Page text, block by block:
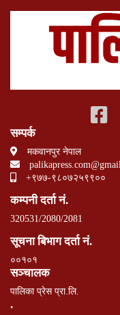
सम्पर्क
मकवानपुर नेपाल
+९७७-९८०७२५९९००
कम्पनी दर्ता नं.
320531/2080/2081
सूचना बिभाग दर्ता नं.
००१०१
सञ्चालक
पालिका प्रेस प्रा.लि.
.